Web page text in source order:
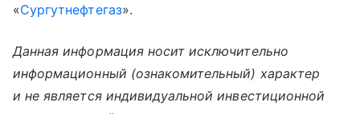
«Сургутнефтегаз».
Данная информация носит исключительно
информационный (ознакомительный) характер
и не является индивидуальной инвестиционной